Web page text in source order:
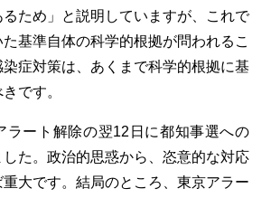
ため」と説明していますが、これで
基準自体の科学的根拠が問われるこ
症対策は、あくまで科学的根拠に基
です。
ラート解除の翌12日に都知事選への
た。政治的思惑から、恣意的な対応
大です。結局のところ、東京アラー